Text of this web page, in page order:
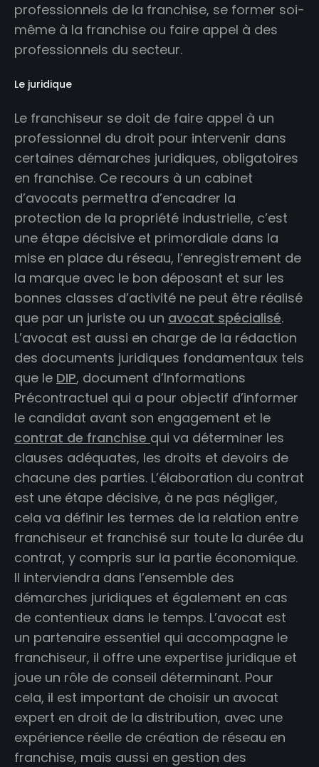
professionnels de la franchise, se former soi-
même à la franchise ou faire appel à des
professionnels du secteur.
Le juridique
Le franchiseur se doit de faire appel à un
professionnel du droit pour intervenir dans
certaines démarches juridiques, obligatoires
en franchise. Ce recours à un cabinet
d’avocats permettra d’encadrer la
protection de la propriété industrielle, c’est
une étape décisive et primordiale dans la
mise en place du réseau, l’enregistrement de
la marque avec le bon déposant et sur les
bonnes classes d’activité ne peut être réalisé
que par un juriste ou un avocat spécialisé.
L’avocat est aussi en charge de la rédaction
des documents juridiques fondamentaux tels
que le DIP, document d’Informations
Précontractuel qui a pour objectif d’informer
le candidat avant son engagement et le
contrat de franchise qui va déterminer les
clauses adéquates, les droits et devoirs de
chacune des parties. L’élaboration du contrat
est une étape décisive, à ne pas négliger,
cela va définir les termes de la relation entre
franchiseur et franchisé sur toute la durée du
contrat, y compris sur la partie économique.
Il interviendra dans l’ensemble des
démarches juridiques et également en cas
de contentieux dans le temps. L’avocat est
un partenaire essentiel qui accompagne le
franchiseur, il offre une expertise juridique et
joue un rôle de conseil déterminant. Pour
cela, il est important de choisir un avocat
expert en droit de la distribution, avec une
expérience réelle de création de réseau en
franchise, mais aussi en gestion des